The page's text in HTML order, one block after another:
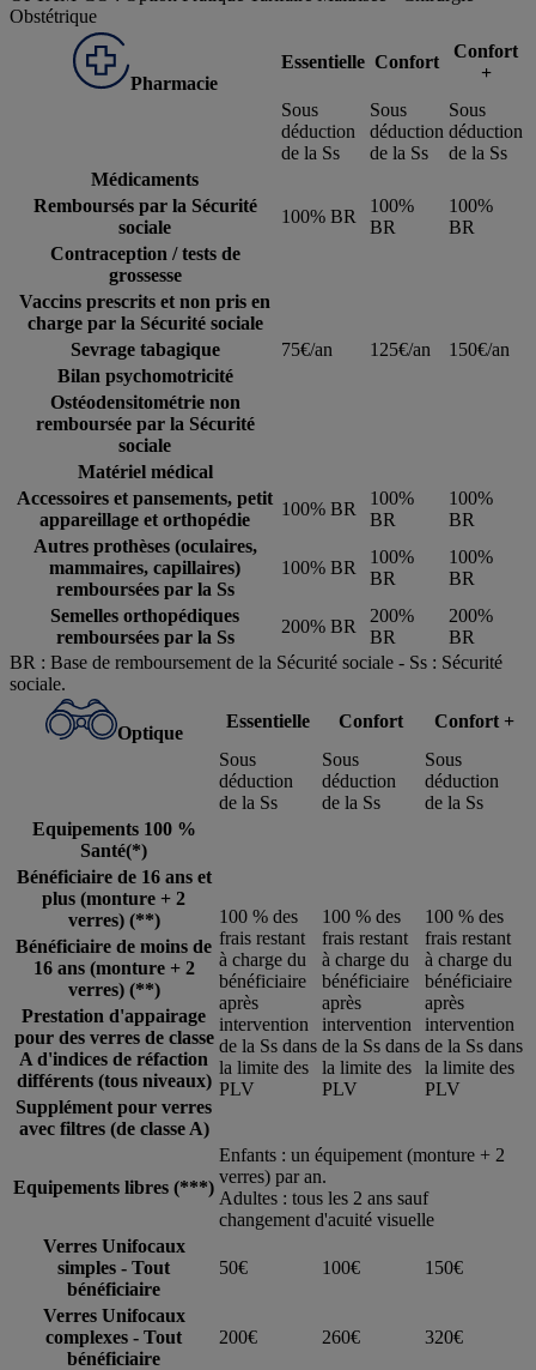
Obstétrique
Pharmacie
Essentielle Confort
Confort
+
Sous
déduction
de la Ss
Sous
déduction
de la Ss
Sous
déduction
de la Ss
Médicaments
Remboursés par la Sécurité
sociale
100% BR
100%
BR
100%
BR
Contraception / tests de
grossesse
75€/an 125€/an 150€/an
Vaccins prescrits et non pris en
charge par la Sécurité sociale
Sevrage tabagique
Bilan psychomotricité
Ostéodensitométrie non
remboursée par la Sécurité
sociale
Matériel médical
Accessoires et pansements, petit
appareillage et orthopédie
100% BR
100%
BR
100%
BR
Autres prothèses (oculaires,
mammaires, capillaires)
remboursées par la Ss
100% BR
100%
BR
100%
BR
Semelles orthopédiques
remboursées par la Ss
200% BR
200%
BR
200%
BR
BR : Base de remboursement de la Sécurité sociale ‐ Ss : Sécurité
sociale.
Optique
Essentielle Confort
Confort +
Sous
déduction
de la Ss
Sous
déduction
de la Ss
Sous
déduction
de la Ss
Equipements 100 %
Santé(*)
Bénéficiaire de 16 ans et
plus (monture + 2
verres) (**)
100 % des
frais restant
à charge du
bénéficiaire
après
intervention
de la Ss dans
la limite des
PLV
100 % des
frais restant
à charge du
bénéficiaire
après
intervention
de la Ss dans
la limite des
PLV
100 % des
frais restant
à charge du
bénéficiaire
après
intervention
de la Ss dans
la limite des
PLV
Bénéficiaire de moins de
16 ans (monture + 2
verres) (**)
Prestation d'appairage
pour des verres de classe
A d'indices de réfaction
différents (tous niveaux)
Supplément pour verres
avec filtres (de classe A)
Equipements libres (***)
Enfants : un équipement (monture + 2
verres) par an.
Adultes : tous les 2 ans sauf
changement d'acuité visuelle
Verres Unifocaux
simples - Tout
bénéficiaire
50€ 100€ 150€
Verres Unifocaux
complexes - Tout
bénéficiaire
200€ 260€ 320€